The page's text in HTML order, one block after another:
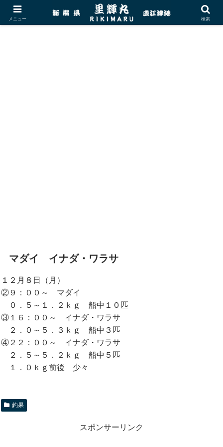
マダイ イナダ・ワラサ
１２月８日（月）
②９：００～ マダイ
０．５～１．２ｋｇ 船中１０匹
③１６：００～ イナダ・ワラサ
２．０～５．３ｋｇ 船中３匹
④２２：００～ イナダ・ワラサ
２．５～５．２ｋｇ 船中５匹
１．０ｋｇ前後 少々
釣果
スポンサーリンク
メニュー 検索